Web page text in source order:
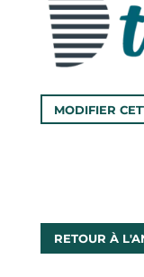
MES
MES
MODIFIER
RETOUR À